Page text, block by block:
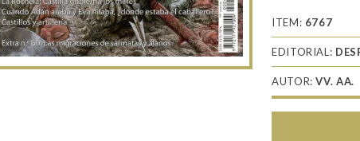
049
La
Guerra
de
los
ITEM: 6767
EDITORIAL:
AUTOR:VV. AA.